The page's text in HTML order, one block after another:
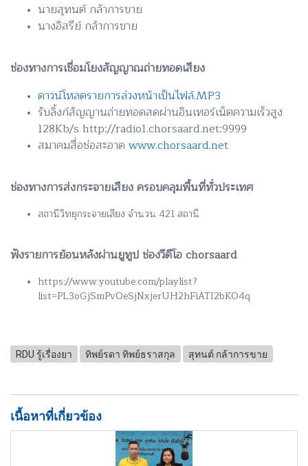
นายสุทนต์ กล้าการขาย
นางอิสรีย์ กล้าการขาย
ช่องทางการเชื่อมโยงสัญญาณถ่ายทอดเสียง
ดาวน์โหลดรายการล่วงหน้าเป็นไฟล์.MP3
รับลิ้งก์สัญญานถ่ายทอดสดผ่านอินเทอร์เน็ตความเร็วสูง
128Kb/s http://radio1.chorsaard.net:9999
สมาคมสื่อช่อสะอาด www.chorsaard.net
ช่องทางการส่งกระจายเสียง ครอบคลุมพื้นที่ทั่วประเทศ
สถานีวิทยุกระจายเสียง จำนวน 421 สถานี
ฟังรายการย้อนหลังผ่านยูทูป ช่องวีดีโอ chorsaard
https://www.youtube.com/playlist?
list=PL3oGjSmPvOeSjNxjerUH2hFiATI2bKO4q
RDU รู้เรื่องยา ทิพย์รดา ทิพย์ธราสกุล สุทนต์ กล้าการขาย
เนื้อหาที่เกี่ยวข้อง